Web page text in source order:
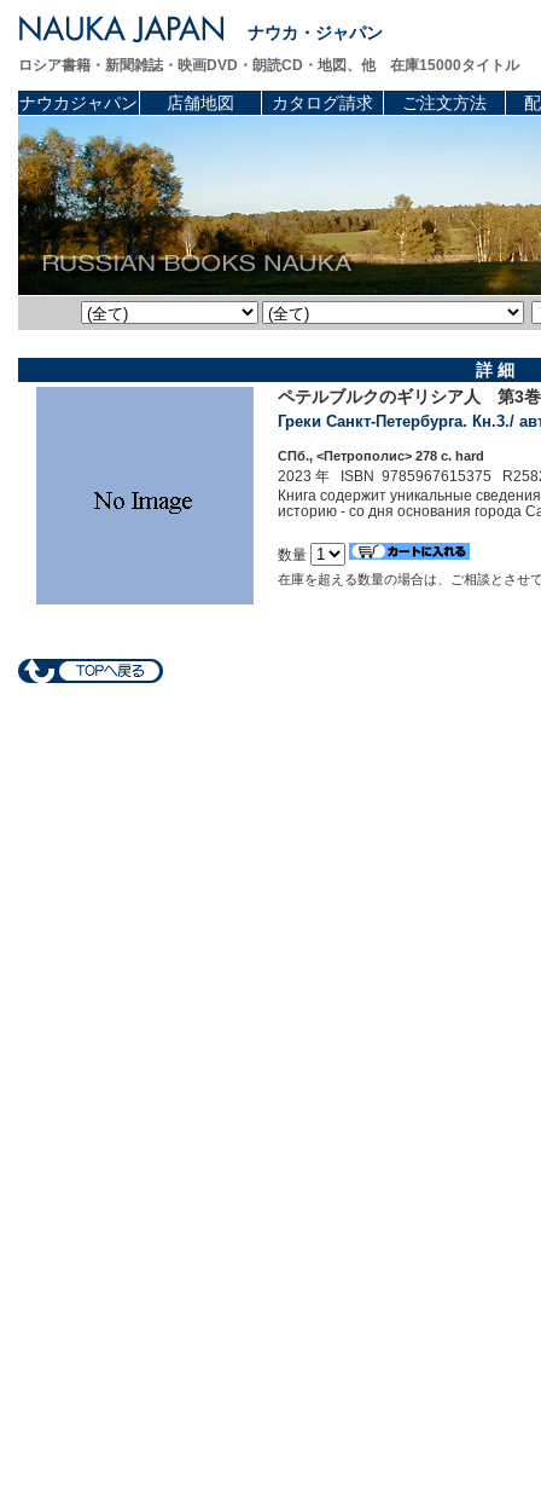
ナウカ・ジャパン
ロシア書籍・新聞雑誌・映画DVD・朗読CD・地図、他 在庫15000タイトル
ナウカジャパン 店舗地図 カタログ請求 ご注文方法
詳 細
ペテルブルクのギリシア人 第3巻
Греки Санкт-Петербурга. Кн.3./
СПб., <Петрополис> 278 c. hard
2023 年 ISBN 9785967615375
Книга содержит уникальные
историю - со дня основания города
数量
在庫を超える数量の場合は、ご相談とさせ